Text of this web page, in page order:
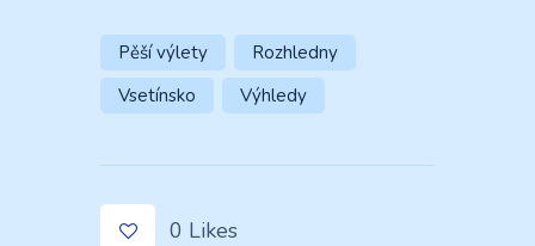
Pěší výlety
Rozhledny
Vsetínsko
Výhledy
0 Likes